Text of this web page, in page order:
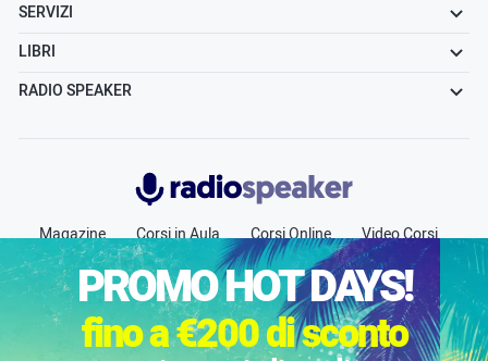
SERVIZI
LIBRI
RADIO SPEAKER
Radiospeaker.it
Magazine Corsi in Aula Corsi Online
Video Corsi
Community
Radio Jobs Chi siamo
Contatti
Pubblicità
PROMO HOT DAYS!
fino a €200 di sconto